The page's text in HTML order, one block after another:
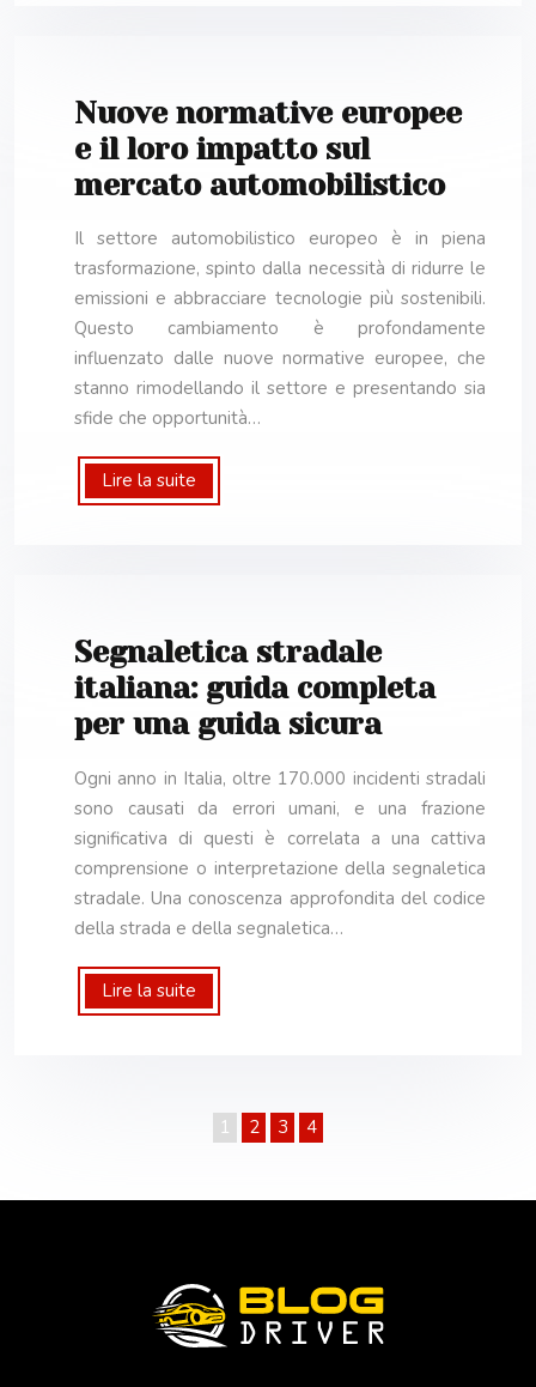
Nuove normative europee
e il loro impatto sul
mercato automobilistico
Il settore automobilistico europeo è in piena
trasformazione, spinto dalla necessità di ridurre le
emissioni e abbracciare tecnologie più sostenibili.
Questo cambiamento è profondamente
influenzato dalle nuove normative europee, che
stanno rimodellando il settore e presentando sia
sfide che opportunità…
Lire la suite
Segnaletica stradale
italiana: guida completa
per una guida sicura
Ogni anno in Italia, oltre 170.000 incidenti stradali
sono causati da errori umani, e una frazione
significativa di questi è correlata a una cattiva
comprensione o interpretazione della segnaletica
stradale. Una conoscenza approfondita del codice
della strada e della segnaletica…
Lire la suite
1 2 3 4